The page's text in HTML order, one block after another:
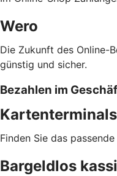
Wero
Die Zukunft des Online-
günstig und sicher.
Bezahlen im
Kartenterminals
Finden Sie das
Bargeldlos